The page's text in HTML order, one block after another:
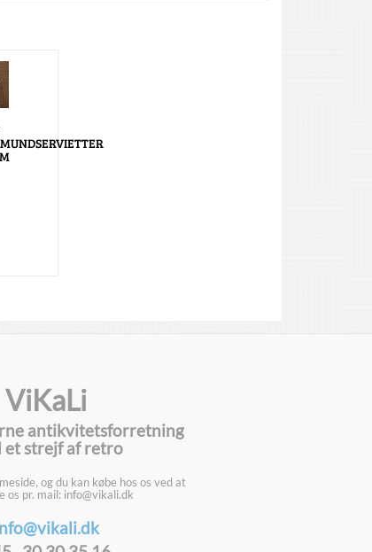
ViKaLi
antikvitetsforretning
et strejf af retro
og du kan købe hos os ved at
os pr. mail: info@vikali.dk